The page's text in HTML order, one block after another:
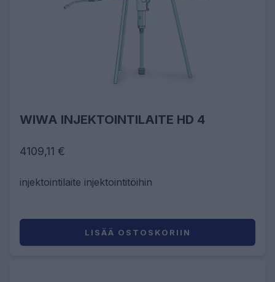
WIWA INJEKTOINTILAITE HD 4
4109,11 €
injektointilaite injektointitöihin
LISÄÄ OSTOSKORIIN